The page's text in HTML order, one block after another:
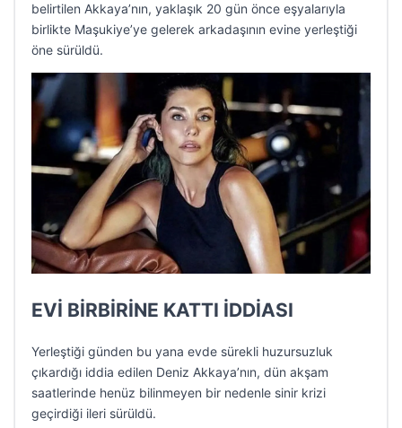
belirtilen Akkaya’nın, yaklaşık 20 gün önce eşyalarıyla
birlikte Maşukiye’ye gelerek arkadaşının evine yerleştiği
öne sürüldü.
EVİ BİRBİRİNE KATTI İDDİASI
Yerleştiği günden bu yana evde sürekli huzursuzluk
çıkardığı iddia edilen Deniz Akkaya’nın, dün akşam
saatlerinde henüz bilinmeyen bir nedenle sinir krizi
geçirdiği ileri sürüldü.